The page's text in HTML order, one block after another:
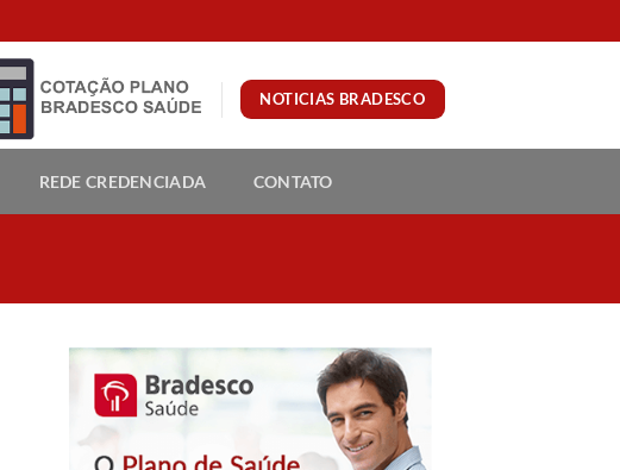
NOTICIAS BRADESCO
REDE CREDENCIADA CONTATO